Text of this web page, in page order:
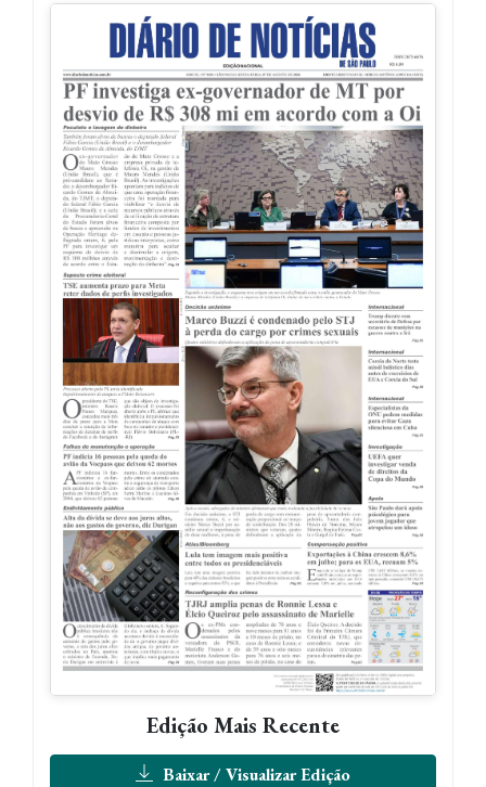
Edição Mais Recente
Baixar / Visualizar Edição